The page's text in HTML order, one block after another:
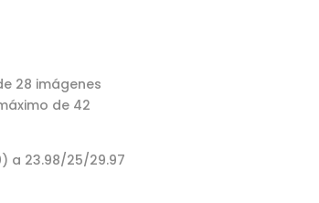
28 imágenes
de 42
a 23.98/25/29.97